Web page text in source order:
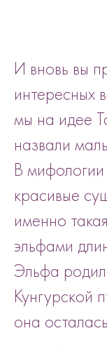
И вновь вы
интересных
мы на идее
назвали
В
красивые
именно
эльфами
Эльфа
Кунгурской
она